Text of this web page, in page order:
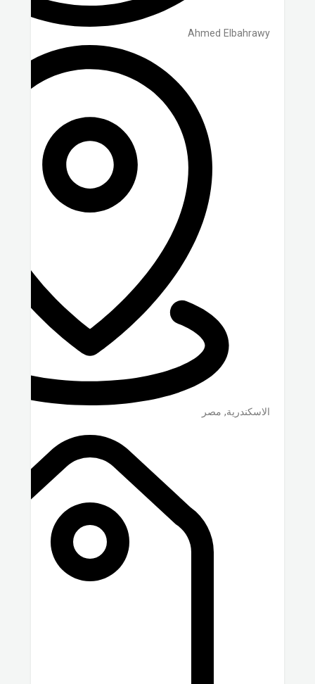
Ahmed Elbahrawy
الاسكندرية, مصر